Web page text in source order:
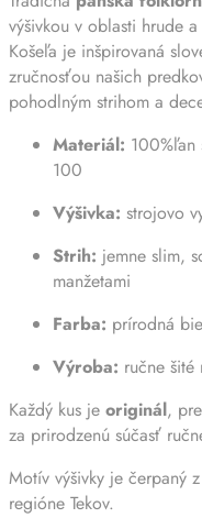
výšivkou v oblasti hrude
Košeľa je inšpirovaná
zručnosťou našich
pohodlným strihom a
Materiál: 100%ľan
100
Výšivka: strojovo
Strih: jemne slim,
manžetami
Farba: prírodná
Výroba: ručne šité
Každý kus je originál,
za prirodzenú súčasť
Motív výšivky je čerpaný
regióne Tekov.